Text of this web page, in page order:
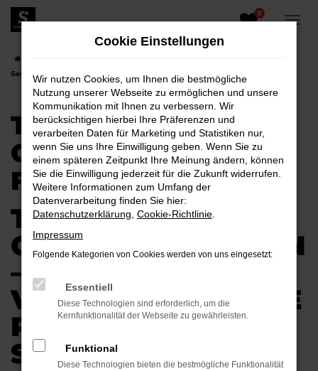
Zum
Hauptinhalt
0
Gebrauchtwagen für Senftenberg
TOYOTA PROACE
GEBRAUCHTWAGEN
FÜR SENFTENBERG
TOYOTA PROACE
GEBRAUCHTWAGEN
–
VERTRAUENSVOLLE
R AUTOKAUF IN
SENFTENBERG
Cookie Einstellungen
Wir nutzen Cookies, um Ihnen die bestmögliche
Nutzung unserer Webseite zu ermöglichen und unsere
Kommunikation mit Ihnen zu verbessern. Wir
berücksichtigen hierbei Ihre Präferenzen und
verarbeiten Daten für Marketing und Statistiken nur,
wenn Sie uns Ihre Einwilligung geben. Wenn Sie zu
einem späteren Zeitpunkt Ihre Meinung ändern, können
Sie die Einwilligung jederzeit für die Zukunft widerrufen.
Weitere Informationen zum Umfang der
Datenverarbeitung finden Sie hier:
Datenschutzerklärung Cookie-Richtlinie
Impressum
Folgende Kategorien von Cookies werden von uns eingesetzt:
Essentiell
Diese Technologien sind erforderlich, um die
Kernfunktionalität der Webseite zu gewährleisten.
Funktional
Diese Technologien bieten die bestmögliche Funktionalität